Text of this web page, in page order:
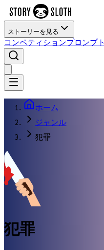
ストーリーを見る
コンペティションプロンプト
ホーム
ジャンル
犯罪
犯罪